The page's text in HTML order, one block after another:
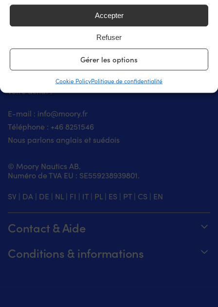
Accepter
Refuser
Gérer les options
Cookie PolicyPolitique de confidentialité
25 000 accessoires bateau de 500 marques
Clients super satisfaits –4.7 / 5 sur Trustpilot
Les commandes passées avant 12h30 sont expédiées
le jour même et arrivent en France sous 3 jours
De vrais experts bateau vous aident avant et après
votre achat !
E-mail : info@moory.fr
Téléphone : +46 8251546
Nous parlons anglais et suédois
© Moory Nautics AB.
Numéro de TVA EU : SE559238939801.
SV | DA | DE | NL| FI | IT| PL| ES | PT| CS | EN
Contact & Aide
Conditions & informations